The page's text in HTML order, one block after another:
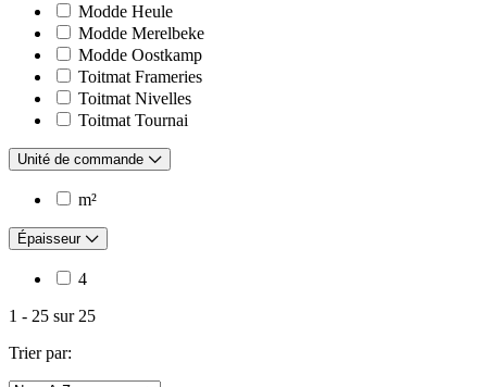
Modde Heule
Modde Merelbeke
Modde Oostkamp
Toitmat Frameries
Toitmat Nivelles
Toitmat Tournai
Unité de commande
m²
Épaisseur
4
1 - 25 sur25
Trier par: